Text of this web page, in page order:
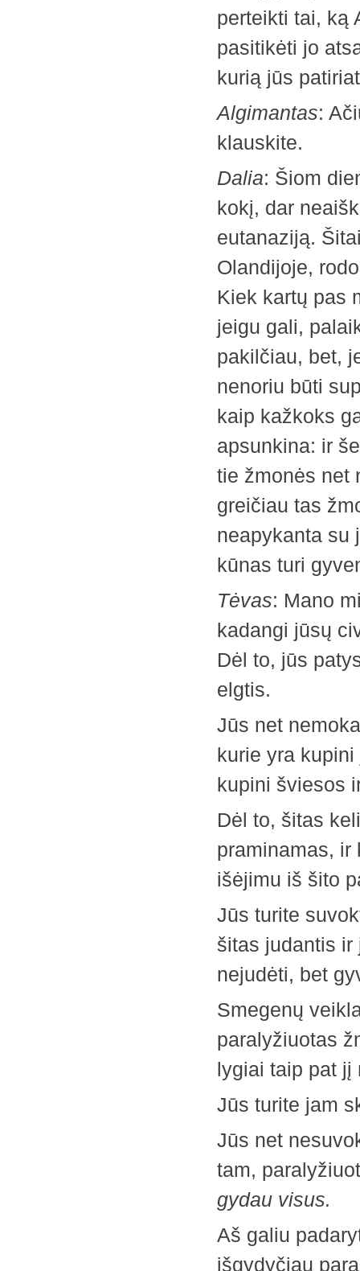
perteikti tai, ką
pasitikėti jo
kurią jūs
Algimantas:
klauskite.
Dalia: Šiom
kokį, dar
eutanaziją.
Olandijoje,
Kiek kartų pas
jeigu gali,
pakilčiau, bet,
nenoriu būti
kaip kažkoks
apsunkina: ir
tie žmonės net
greičiau tas
neapykanta su
kūnas turi
Tėvas: Mano
kadangi jūsų
Dėl to, jūs
elgtis.
Jūs net
kurie yra
kupini šviesos
Dėl to, šitas
praminamas, ir
išėjimu iš šito
Jūs turite
šitas judantis
nejudėti, bet
Smegenų
paralyžiuotas
lygiai taip pat jį
Jūs turite jam
Jūs net
tam,
gydau visus.
Aš galiu
išgydyčiau